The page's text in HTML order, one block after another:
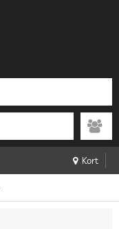
Kort